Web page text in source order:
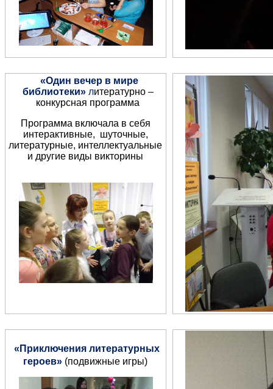
«Один вечер в мире
библиотеки» литературно –
конкурсная программа
Программа включала в себя
интерактивные, шуточные,
литературные, интеллектуальные
и другие виды викторины
«Приключения литературных
героев» (подвижные игры)